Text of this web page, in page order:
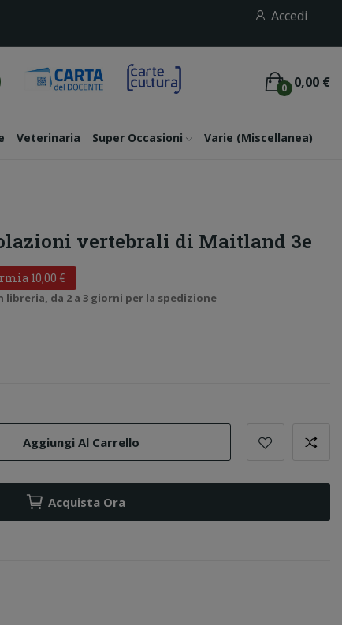
Accedi
0,00 €
0
Veterinaria Super Occasioni Varie (miscellanea)
vertebrali di Maitland 3e
10,00 €
libreria, da 2 a 3 giorni per la spedizione
Aggiungi Al Carrello
Acquista Ora